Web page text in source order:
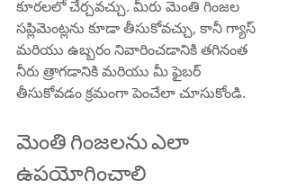
కూరలలో చేర్చవచ్చు. మీరు మెంతి గింజల
సప్లిమెంట్లను కూడా తీసుకోవచ్చు, కానీ గ్యాస్
మరియు ఉబ్బరం నివారించడానికి తగినంత
నీరు త్రాగడానికి మరియు మీ ఫైబర్
తీసుకోవడం క్రమంగా పెంచేలా చూసుకోండి.
మెంతి గింజలను ఎలా
ఉపయోగించాలి